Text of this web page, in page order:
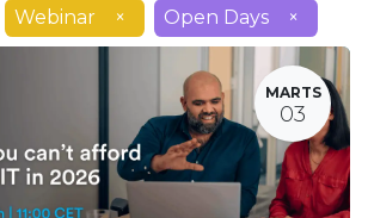
Webinar × Open Days ×
MARTS
03